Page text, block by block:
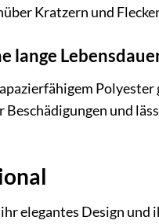
Kratzern und
lange
und
elegantes Design